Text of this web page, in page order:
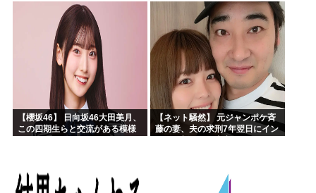
【藤嶌果歩 1st写真集】 んで辞めます」⇒ 結果・・・
【櫻坂46】 日向坂46大田美月、
この四期生らと交流がある模様
【ネット騒然】 元ジャンポケ斉
藤の妻、夫の求刑7年翌日にイン